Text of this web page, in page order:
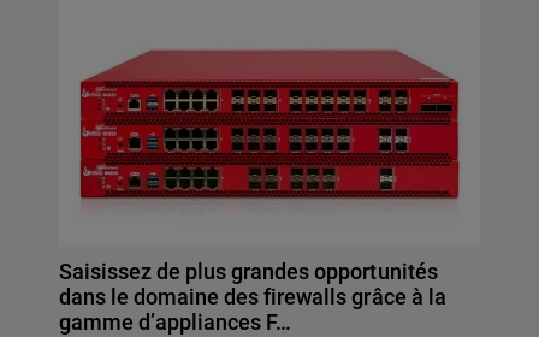
Saisissez de plus grandes opportunités
dans le domaine des firewalls grâce à la
gamme d’appliances F…